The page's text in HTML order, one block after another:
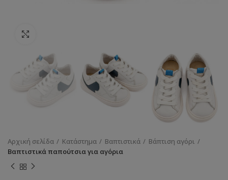
Αρχική σελίδα Κατάστημα Βαπτιστικά
Βάπτιση αγόρι
Βαπτιστικά παπούτσια για αγόρια